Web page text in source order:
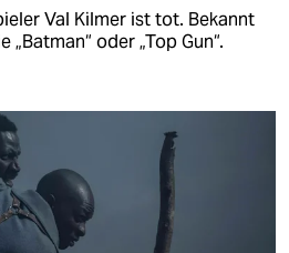
Val Kilmer ist tot. Bekannt
oder „Top Gun“.